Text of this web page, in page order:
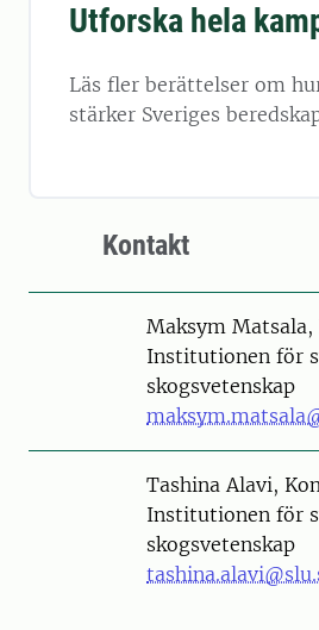
Utforska hela
Läs fler berättelser om
stärker Sveriges
Kontakt
PersonMaksym Matsala,
Institutionen för
skogsvetenskap
PersonTashina Alavi,
Institutionen för
skogsvetenskap